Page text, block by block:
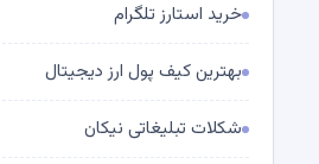
خرید استارز تلگرام
بهترین کیف پول ارز دیجیتال
شکلات تبلیغاتی نیکان